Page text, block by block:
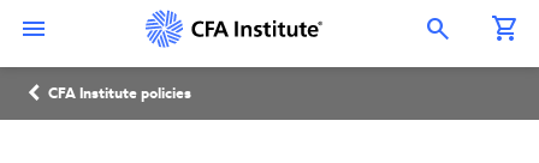
主
内
Open Search Overlay
面CFA Institute policies
Connect
with
CFA
Institute
on
LinkedIn
with
Institute
Instagram
with
Institute
YouTube
with
Institute
Facebook
Institute
WeChat